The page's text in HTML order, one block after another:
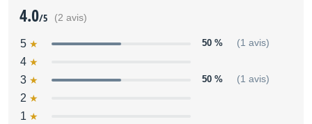
4.0/5 (2 avis)
5 50 % (1 avis)
4
3
50 % (1 avis)
2
1